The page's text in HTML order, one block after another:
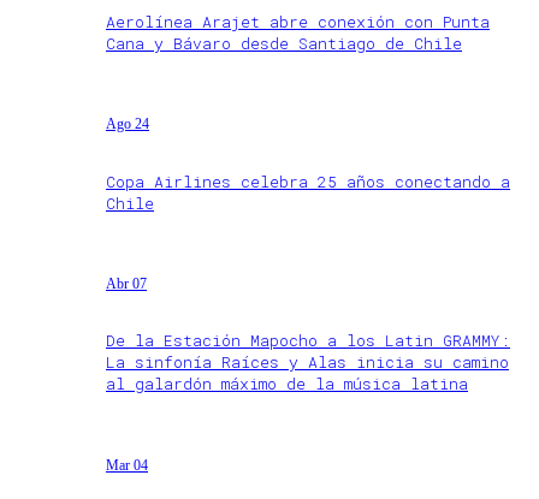
Aerolínea Arajet abre conexión con Punta
Cana y Bávaro desde Santiago de Chile
Ago 24
Copa Airlines celebra 25 años conectando a
Chile
Abr 07
De la Estación Mapocho a los Latin GRAMMY:
La sinfonía Raíces y Alas inicia su camino
al galardón máximo de la música latina
Mar 04